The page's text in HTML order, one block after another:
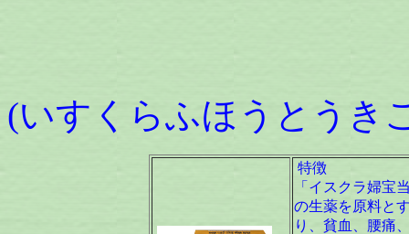
(いすくらふほうとう
特徴
「イスクラ婦宝
の生薬を原料と
り、貧血、腰痛